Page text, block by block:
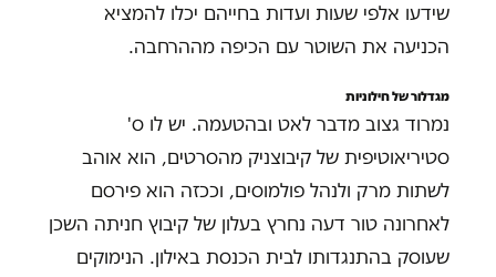
שידעו אלפי שעות ועדות בחייהם יכלו להמציא
הכניעה את השוטר עם הכיפה מההרחבה.
מגדלור של חילוניות
נמרוד גצוב מדבר לאט ובהטעמה. יש לו ס'
סטיריאוטיפית של קיבוצניק מהסרטים, הוא אוהב
לשתות מרק ולנהל פולמוסים, וככזה הוא פירסם
לאחרונה טור דעה נחרץ בעלון של קיבוץ חניתה השכן
שעוסק בהתנגדותו לבית הכנסת באילון. הנימוקים